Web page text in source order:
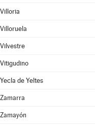
Villoria
Villoruela
Vilvestre
Vitigudino
Yecla de Yeltes
Zamarra
Zamayón